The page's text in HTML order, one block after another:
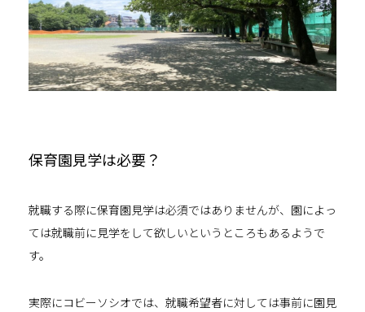
保育園見学は必要？
就職する際に保育園見学は必須ではありませんが、園によっ
ては就職前に見学をして欲しいというところもあるようで
す。
実際にコビーソシオでは、就職希望者に対しては事前に園見